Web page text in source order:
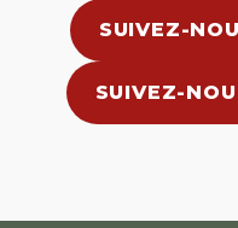
SUIVEZ-
SUIVEZ-